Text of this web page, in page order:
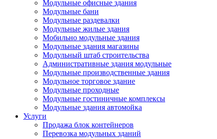
Модульные офисные здания
Модульные бани
Модульные раздевалки
Модульные жилые здания
Мобильно модульные здания
Модульные здания магазины
Модульный штаб строительства
Административные здания модульные
Модульные производственные здания
Модульное торговое здание
Модульные проходные
Модульные гостиничные комплексы
Модульные здания автомойка
Услуги
Продажа блок контейнеров
Перевозка модульных зданий